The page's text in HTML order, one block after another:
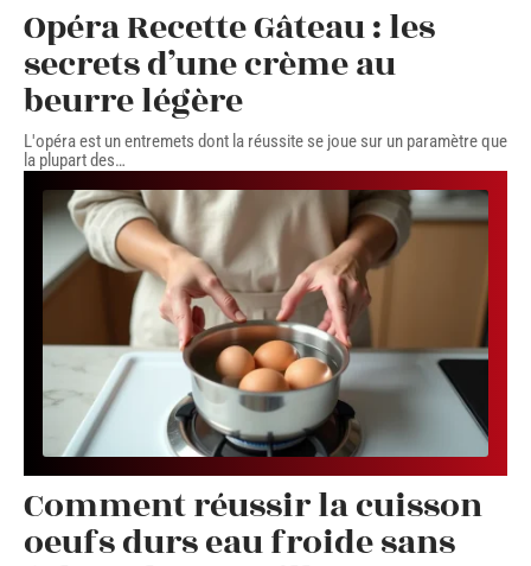
Opéra Recette Gâteau : les
secrets d’une crème au
beurre légère
L'opéra est un entremets dont la réussite se joue sur un paramètre que
la plupart des…
Comment réussir la cuisson
oeufs durs eau froide sans